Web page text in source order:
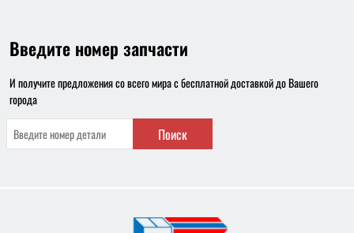
Введите номер запчасти
И получите предложения со всего мира с бесплатной доставкой до Вашего
города
Поиск